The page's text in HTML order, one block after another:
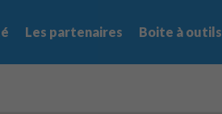
Les partenaires Boite à outils